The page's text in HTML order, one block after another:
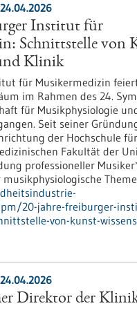
Institut für
Schnittstelle von
Klinik
für Musikermedizin
im Rahmen des 24.
für Musikphysiologie
Seit seiner
der Hochschule
Fakultät der
professioneller
20-jahre-freiburger-
von-kunst-
Direktor der